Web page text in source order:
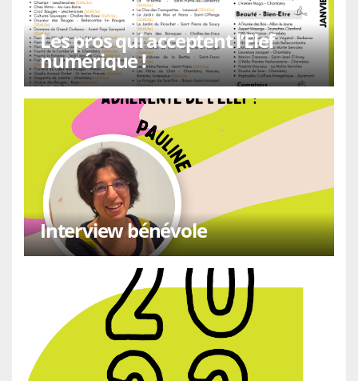
Les pros qui acceptent l’Elef
numérique !
Interview bénévole